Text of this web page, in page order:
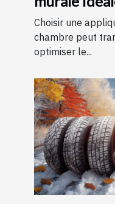
chambre
Choisir une
chambre peut
optimiser le...